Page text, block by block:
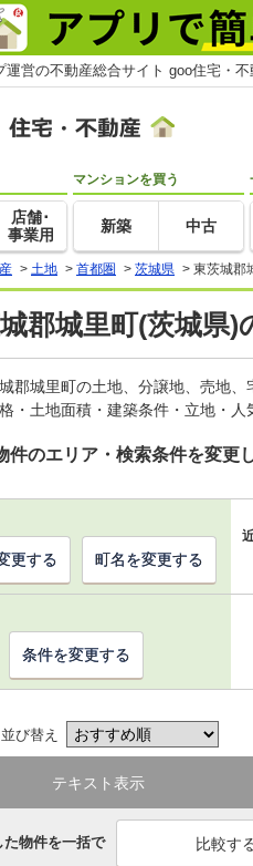
運営の不動産総合サイト goo住宅・不
店舗･
事業用
マンションを買う
新築 中古
> 土地 > 首都圏 > 茨城県 > 東茨城郡
郡城里町(茨城県)
郡城里町の土地、分譲地、売地
・土地面積・建築条件・立地・
件のエリア・検索条件を変更
更する 町名を変更する
条件を変更する
並び替え
テキスト表示
た物件を一括で